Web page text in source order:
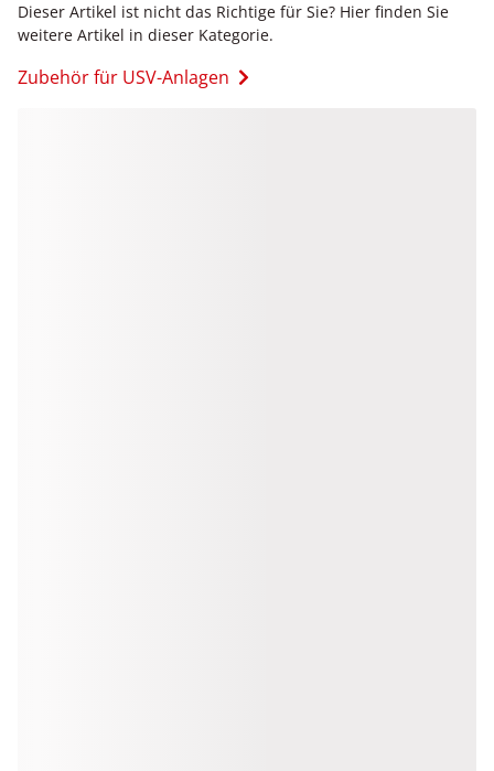
Dieser Artikel ist nicht das Richtige für Sie? Hier finden Sie
weitere Artikel in dieser Kategorie.
Zubehör für USV-Anlagen